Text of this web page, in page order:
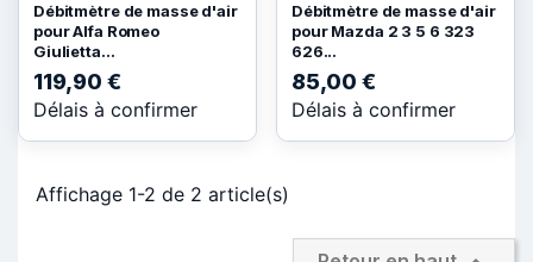
Débitmètre de masse d'air
pour Alfa Romeo
Giulietta...
119,90 €
Délais à confirmer
Débitmètre de masse d'air
pour Mazda 2 3 5 6 323
626...
85,00 €
Délais à confirmer
Affichage 1-2 de 2 article(s)